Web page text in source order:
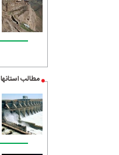
مطالب استانها